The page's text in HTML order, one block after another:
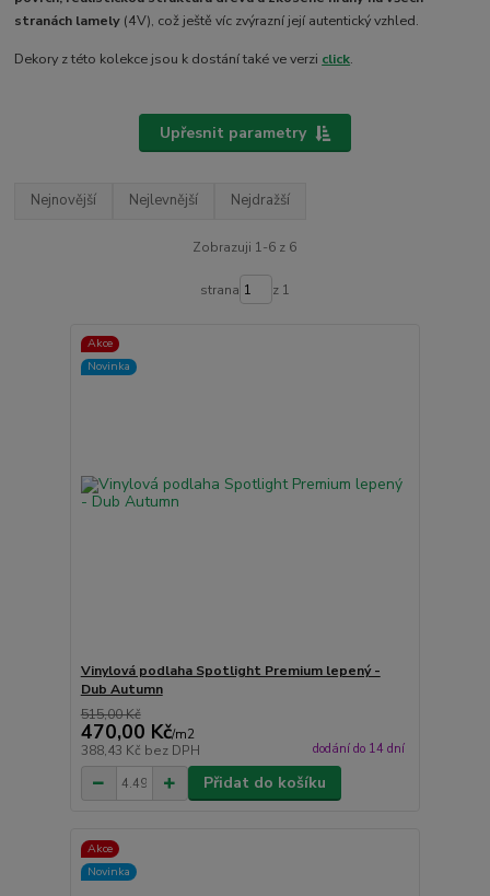
stranách lamely (4V), což ještě víc zvýrazní její autentický vzhled.
Dekory z této kolekce jsou k dostání také ve verzi click.
Upřesnit parametry
Nejnovější Nejlevnější Nejdražší
Zobrazuji 1-6 z 6
strana z 1
Akce
Novinka
Vinylová podlaha Spotlight Premium lepený -
Dub Autumn
515,00 Kč
470,00 Kč/m2
388,43 Kč bez DPH dodání do 14 dní
Přidat do košíku
Akce
Novinka